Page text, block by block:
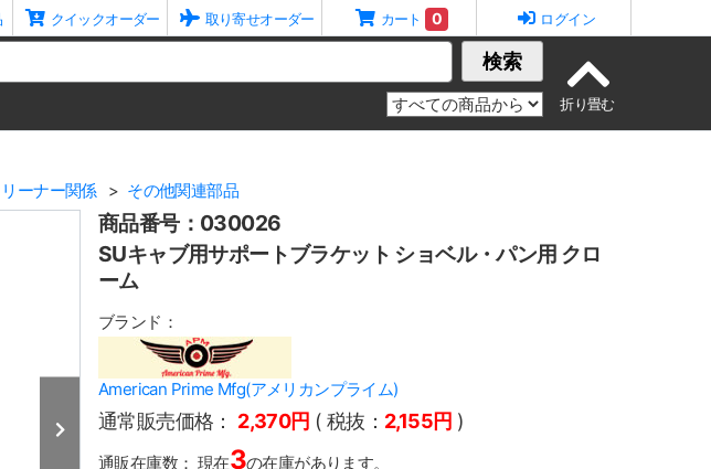
クイックオーダー 取り寄せオーダー カート 0 ログイン
検索
ーナー関係 その他関連部品
商品番号：030026
SUキャブ用サポートブラケット ショベル・パン用 クロ
ーム
ブランド：
American Prime Mfg(アメリカンプライム)
通常販売価格： 2,370円 ( 税抜： 2,155円 )
通販在庫数： 現在3の在庫があります。